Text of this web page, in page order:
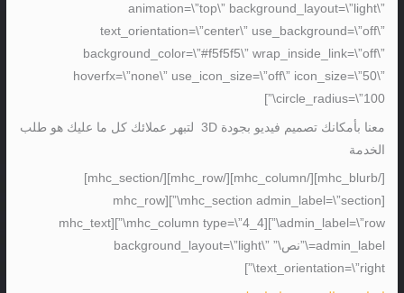
animation=\”top\” background_layout=\”light\”
text_orientation=\”center\” use_background=\”off\”
background_color=\”#f5f5f5\” wrap_inside_link=\”off\”
hoverfx=\”none\” use_icon_size=\”off\” icon_size=\”50\”
circle_radius=\”100\”]
معنا بأمكانك تصميم فيديو بجودة 3D لتبهر عملائك كل ما عليك هو طلب
الخدمة
[/mhc_blurb][/mhc_column][/mhc_row][/mhc_section]
[mhc_section admin_label=\”section\”][mhc_row
admin_label=\”row\”][mhc_column type=\”4_4\”][mhc_text
admin_label=\”نص\” background_layout=\”light\”
text_orientation=\”right\”]